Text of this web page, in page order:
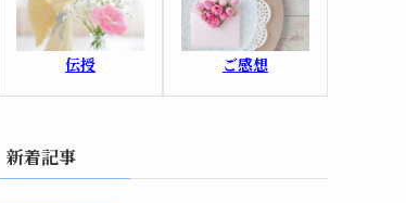
伝授 ご感想
新着記事